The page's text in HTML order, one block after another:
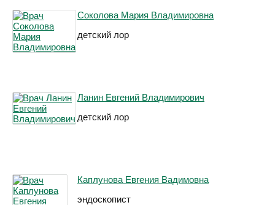
Соколова Мария Владимировна
детский лор
Ланин Евгений Владимирович
детский лор
Каплунова Евгения Вадимовна
эндоскопист